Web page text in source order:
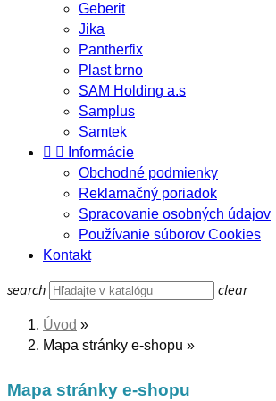
Geberit
Jika
Pantherfix
Plast brno
SAM Holding a.s
Samplus
Samtek
 
Informácie
Obchodné podmienky
Reklamačný poriadok
Spracovanie osobných údajov
Používanie súborov Cookies
Kontakt
search clear
Úvod
Mapa stránky e-shopu
Mapa stránky e-shopu